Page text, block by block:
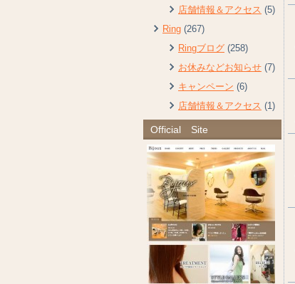
店舗情報＆アクセス (5)
Ring (267)
Ringブログ (258)
お休みなどお知らせ (7)
キャンペーン (6)
店舗情報＆アクセス (1)
Official Site